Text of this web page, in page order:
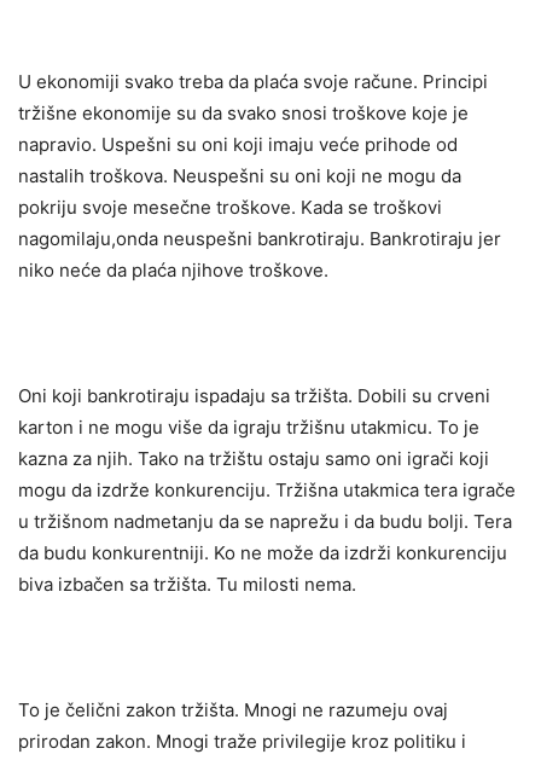
U ekonomiji svako treba da plaća svoje račune. Principi
tržišne ekonomije su da svako snosi troškove koje je
napravio. Uspešni su oni koji imaju veće prihode od
nastalih troškova. Neuspešni su oni koji ne mogu da
pokriju svoje mesečne troškove. Kada se troškovi
nagomilaju,onda neuspešni bankrotiraju. Bankrotiraju jer
niko neće da plaća njihove troškove.
Oni koji bankrotiraju ispadaju sa tržišta. Dobili su crveni
karton i ne mogu više da igraju tržišnu utakmicu. To je
kazna za njih. Tako na tržištu ostaju samo oni igrači koji
mogu da izdrže konkurenciju. Tržišna utakmica tera igrače
u tržišnom nadmetanju da se naprežu i da budu bolji. Tera
da budu konkurentniji. Ko ne može da izdrži konkurenciju
biva izbačen sa tržišta. Tu milosti nema.
To je čelični zakon tržišta. Mnogi ne razumeju ovaj
prirodan zakon. Mnogi traže privilegije kroz politiku i